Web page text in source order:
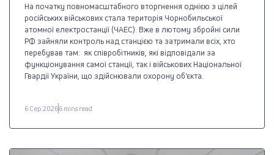
На початку повномасштабного вторгнення однією з цілей
російських військових стала територія Чорнобильської
атомної електростанції (ЧАЕС). Вже в лютому збройні сили
РФ зайняли контроль над станцією та затримали всіх, хто
перебував там: як співробітників, які відповідали за
функціонування самої станції, так і військових Національної
Гвардії України, що здійснювали охорону об’єкта.
6 Сер 20266 mins read